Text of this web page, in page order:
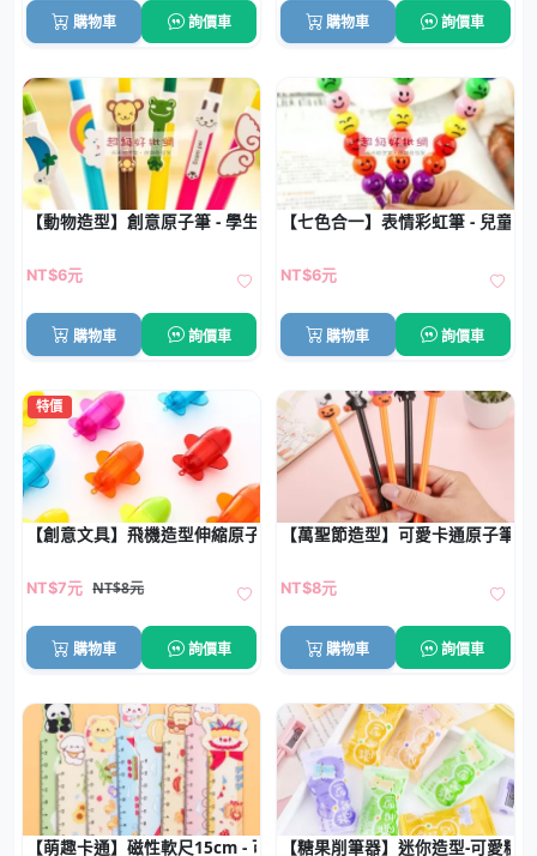
購物車 詢價車 購物車 詢價車
【動物造型】創意原子筆 - 學生禮品文具
NT$6元
購物車 詢價車
【七色合一】表情彩虹筆 - 兒童創
NT$6元
購物車 詢價車
特價
【創意文具】飛機造型伸縮原子筆 - 趣味航空主題圓珠筆
NT$7元 NT$8元
購物車 詢價車
【萬聖節造型】可愛卡通原子筆 -
NT$8元
購物車 詢價車
【萌趣卡通】磁性軟尺15cm - 可彎曲磁吸創意直尺【糖果削筆器】迷你造型-可愛糖